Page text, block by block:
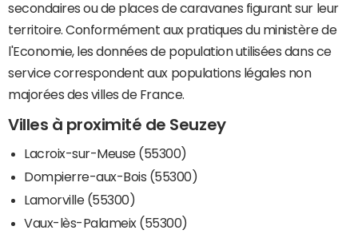
secondaires ou de places de caravanes figurant sur leur
territoire. Conformément aux pratiques du ministère de
l'Economie, les données de population utilisées dans ce
service correspondent aux populations légales non
majorées des villes de France.
Villes à proximité de Seuzey
Lacroix-sur-Meuse (55300)
Dompierre-aux-Bois (55300)
Lamorville (55300)
Vaux-lès-Palameix (55300)